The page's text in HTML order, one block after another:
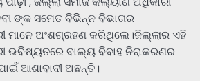
ଙ୍କ ସମେତ ବିଭିନ୍ନ ବିଭାଗର
ମାନେ ଅଂଶଗ୍ରହଣ କରିଥିଲେ।ଜିଲ୍ଲାର ଏହି
ଭବିଷ୍ୟତରେ ବାଲ୍ୟ ବିବାହ ନିରାକରଣର
ଆଶାବାଦୀ ଅଛନ୍ତି।